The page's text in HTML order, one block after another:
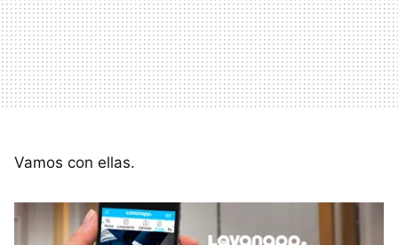
Vamos con ellas.